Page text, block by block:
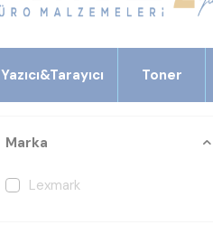
Yazıcı&Tarayıcı Toner
Marka
Lexmark